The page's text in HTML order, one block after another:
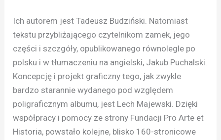
Ich autorem jest Tadeusz Budziński. Natomiast
tekstu przybliżającego czytelnikom zamek, jego
części i szczgóły, opublikowanego równolegle po
polsku i w tłumaczeniu na angielski, Jakub Puchalski.
Koncepcję i projekt graficzny tego, jak zwykle
bardzo starannie wydanego pod względem
poligraficznym albumu, jest Lech Majewski. Dzięki
współpracy i pomocy ze strony Fundacji Pro Arte et
Historia, powstało kolejne, blisko 160-stronicowe